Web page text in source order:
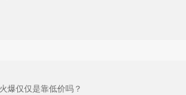
爆仅仅是靠低价吗？